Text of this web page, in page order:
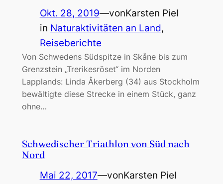
Okt. 28, 2019—vonKarsten Piel
in Naturaktivitäten an Land
Reiseberichte
Von Schwedens Südspitze in Skåne bis zum
Grenzstein „Trerikesröset“ im Norden
Lapplands: Linda Åkerberg (34) aus Stockholm
bewältigte diese Strecke in einem Stück, ganz
ohne…
Schwedischer Triathlon von Süd nach
Nord
Mai 22, 2017—vonKarsten Piel